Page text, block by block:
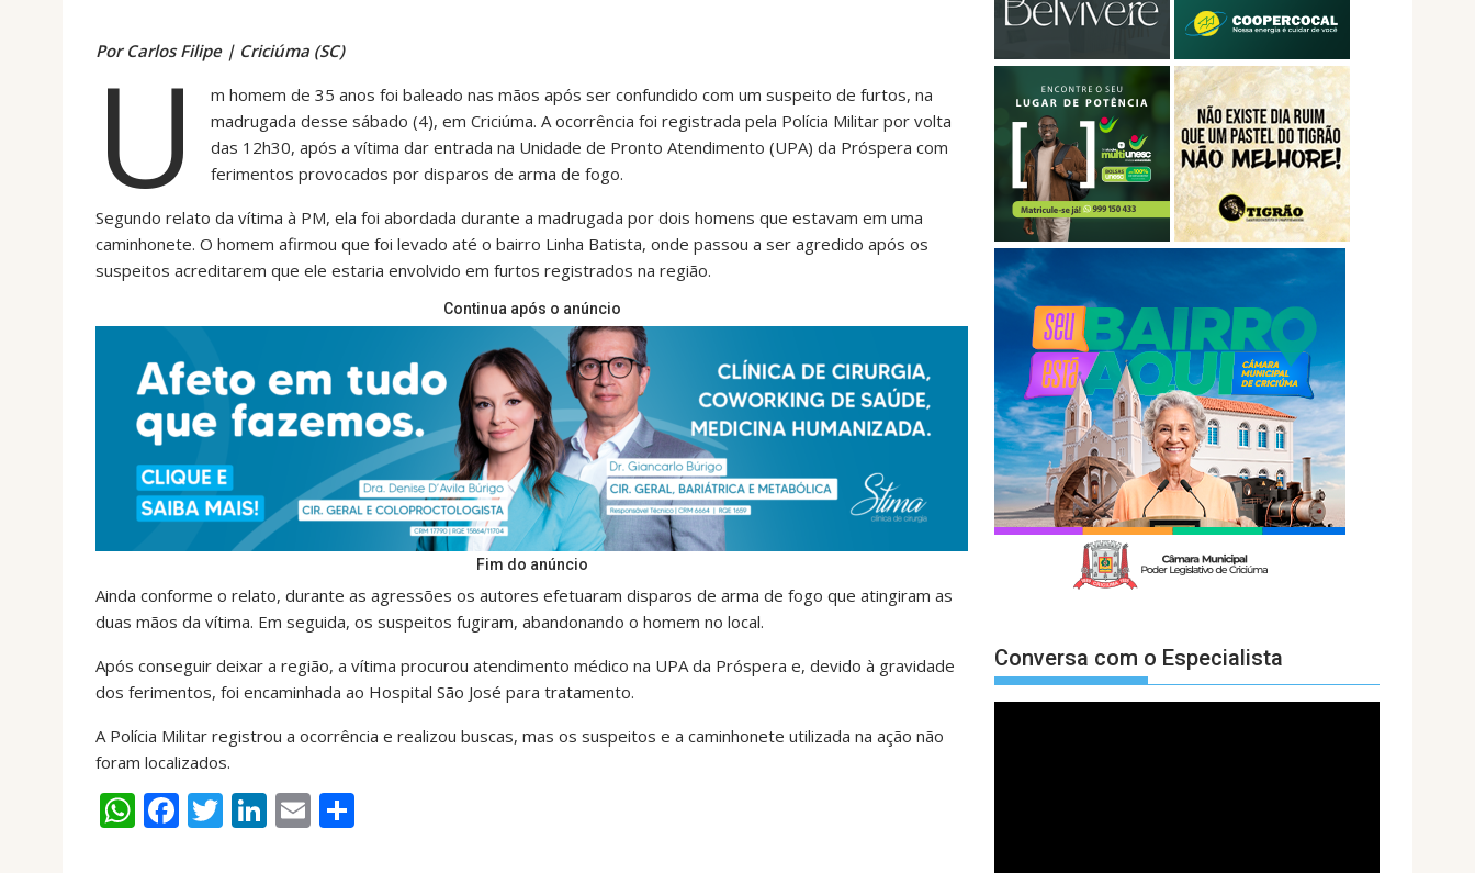
Por Carlos Filipe | Criciúma (SC)
U
m homem de 35 anos foi baleado nas mãos após ser confundido com um suspeito de furtos, na
madrugada desse sábado (4), em Criciúma. A ocorrência foi registrada pela Polícia Militar por volta
das 12h30, após a vítima dar entrada na Unidade de Pronto Atendimento (UPA) da Próspera com
ferimentos provocados por disparos de arma de fogo.
Segundo relato da vítima à PM, ela foi abordada durante a madrugada por dois homens que estavam em uma
caminhonete. O homem afirmou que foi levado até o bairro Linha Batista, onde passou a ser agredido após os
suspeitos acreditarem que ele estaria envolvido em furtos registrados na região.
Continua após o anúncio
Fim do anúncio
Ainda conforme o relato, durante as agressões os autores efetuaram disparos de arma de fogo que atingiram as
duas mãos da vítima. Em seguida, os suspeitos fugiram, abandonando o homem no local.
Após conseguir deixar a região, a vítima procurou atendimento médico na UPA da Próspera e, devido à gravidade
dos ferimentos, foi encaminhada ao Hospital São José para tratamento.
A Polícia Militar registrou a ocorrência e realizou buscas, mas os suspeitos e a caminhonete utilizada na ação não
foram localizados.
W F T Li E
Conversa com o Especialista